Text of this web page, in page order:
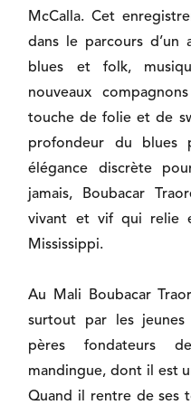
McCalla. Cet
dans le parcours
blues et folk,
nouveaux
touche de folie et de
profondeur du blues
élégance discrète
jamais, Boubacar
vivant et vif qui relie
Mississippi.
Au Mali Boubacar
surtout par les jeunes
pères fondateurs
mandingue, dont il est
Quand il rentre de ses